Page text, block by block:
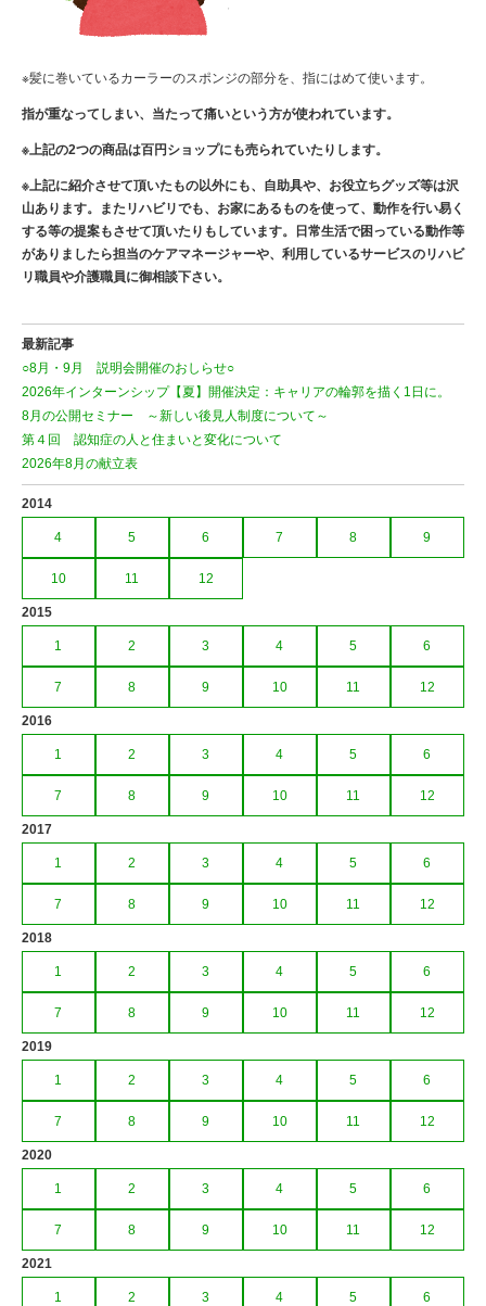
※髪に巻いているカーラーのスポンジの部分を、指にはめて使います。
指が重なってしまい、当たって痛いという方が使われています。
※上記の2つの商品は百円ショップにも売られていたりします。
※上記に紹介させて頂いたもの以外にも、自助具や、お役立ちグッズ等は沢
山あります。またリハビリでも、お家にあるものを使って、動作を行い易く
する等の提案もさせて頂いたりもしています。日常生活で困っている動作等
がありましたら担当のケアマネージャーや、利用しているサービスのリハビ
リ職員や介護職員に御相談下さい。
最新記事
○8月・9月 説明会開催のおしらせ○
2026年インターンシップ【夏】開催決定：キャリアの輪郭を描く1日に。
8月の公開セミナー ～新しい後見人制度について～
第４回 認知症の人と住まいと変化について
2026年8月の献立表
2014
4 5 6 7 8 9
10 11 12
2015
1 2 3 4 5 6
7 8 9 10 11 12
2016
1 2 3 4 5 6
7 8 9 10 11 12
2017
1 2 3 4 5 6
7 8 9 10 11 12
2018
1 2 3 4 5 6
7 8 9 10 11 12
2019
1 2 3 4 5 6
7 8 9 10 11 12
2020
1 2 3 4 5 6
7 8 9 10 11 12
2021
1 2 3 4 5 6